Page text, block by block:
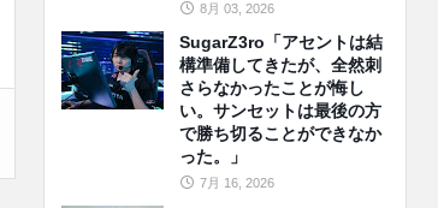
8月 03, 2026
SugarZ3ro「アセントは結
構準備してきたが、全然刺
さらなかったことが悔し
い。サンセットは最後の方
で勝ち切ることができなか
った。」
7月 16, 2026